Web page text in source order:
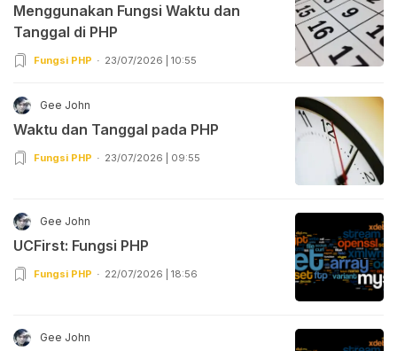
Menggunakan Fungsi Waktu dan
Tanggal di PHP
Fungsi PHP 23/07/2026 | 10:55
Gee John
Waktu dan Tanggal pada PHP
Fungsi PHP 23/07/2026 | 09:55
Gee John
UCFirst: Fungsi PHP
Fungsi PHP 22/07/2026 | 18:56
Gee John